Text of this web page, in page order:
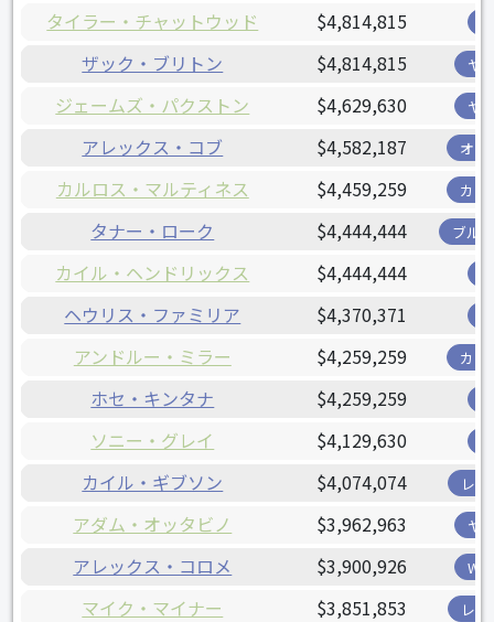
タイラー・チャットウッド $4,814,815
ザック・ブリトン $4,814,815 ヤ
ジェームズ・パクストン $4,629,630 ヤ
アレックス・コブ $4,582,187 オリ
カルロス・マルティネス $4,459,259 カー
タナー・ローク $4,444,444 ブル
カイル・ヘンドリックス $4,444,444
ヘウリス・ファミリア $4,370,371
アンドルー・ミラー $4,259,259 カー
ホセ・キンタナ $4,259,259
ソニー・グレイ $4,129,630
カイル・ギブソン $4,074,074 レ
アダム・オッタビノ $3,962,963 ヤ
アレックス・コロメ $3,900,926 W
マイク・マイナー $3,851,853 レ